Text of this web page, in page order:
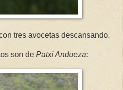
tres avocetas descansando.
son de Patxi Andueza: